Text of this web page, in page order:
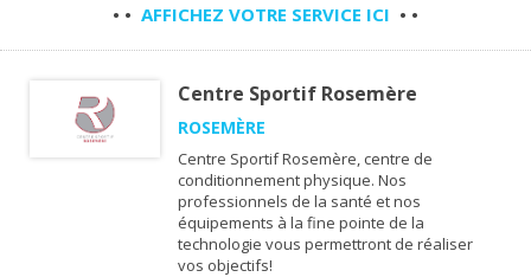
• • AFFICHEZ VOTRE SERVICE ICI • •
Centre Sportif Rosemère
ROSEMÈRE
Centre Sportif Rosemère, centre de
conditionnement physique. Nos
professionnels de la santé et nos
équipements à la fine pointe de la
technologie vous permettront de réaliser
vos objectifs!